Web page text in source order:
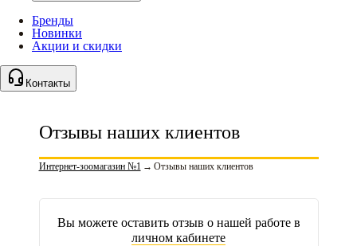
Бренды
Новинки
Акции и скидки
Контакты
Отзывы наших клиентов
Интернет-зоомагазин №1 → Отзывы наших клиентов
Вы можете оставить отзыв о нашей работе в
личном кабинете